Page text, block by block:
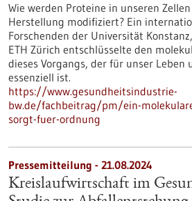
Wie werden Proteine in unseren
Herstellung modifiziert? Ein
Forschenden der Universität
ETH Zürich entschlüsselte den
dieses Vorgangs, der für unser Leben
essenziell ist.
https://www.gesundheitsindustrie-
bw.de/fachbeitrag/pm/ein-
sorgt-fuer-ordnung
Pressemitteilung - 21.08.2024
Kreislaufwirtschaft im